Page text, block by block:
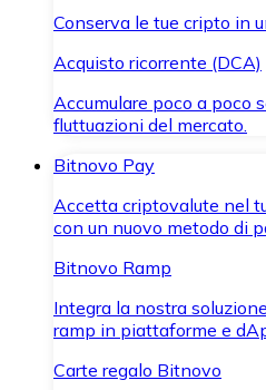
Conserva le tue cripto in
Acquisto ricorrente (DCA)
Accumulare poco a poco
fluttuazioni del mercato.
Bitnovo Pay
Accetta criptovalute nel
con un nuovo metodo di
Bitnovo Ramp
Integra la nostra
ramp in piattaforme e
Carte regalo Bitnovo